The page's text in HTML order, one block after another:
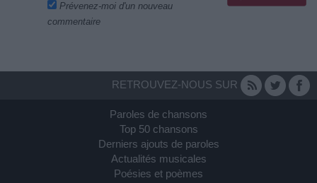
Prévenez-moi d'un nouveau
commentaire
RETROUVEZ-NOUS SUR
Paroles de chansons
Top 50 chansons
Derniers ajouts de paroles
Actualités musicales
Poésies et poèmes